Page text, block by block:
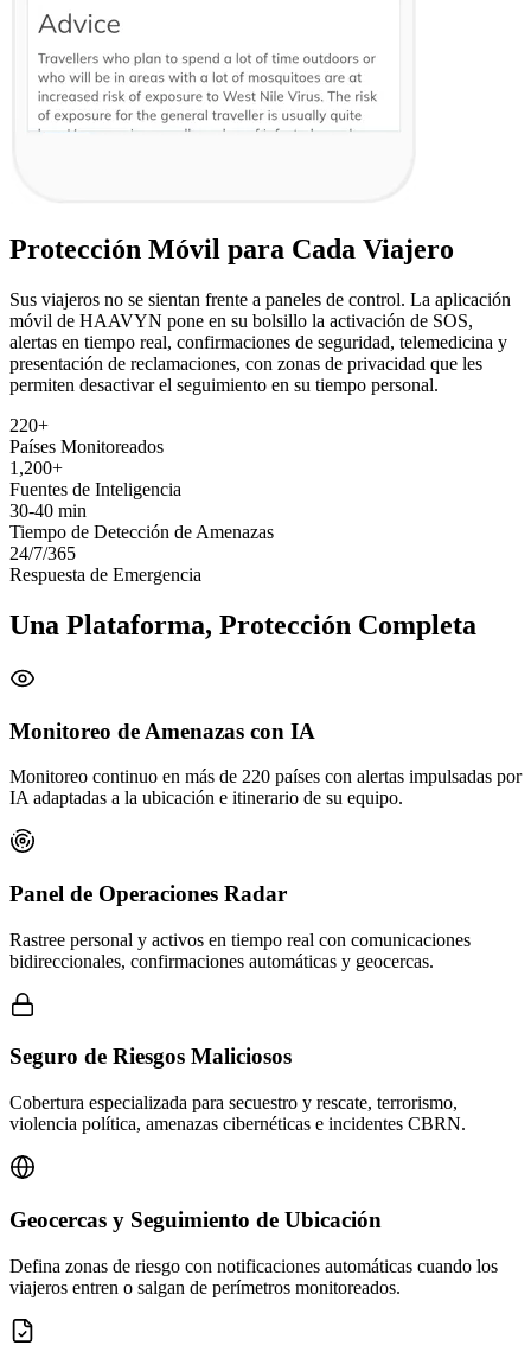
Protección Móvil para Cada Viajero
Sus viajeros no se sientan frente a paneles de control. La aplicación
móvil de HAAVYN pone en su bolsillo la activación de SOS,
alertas en tiempo real, confirmaciones de seguridad, telemedicina y
presentación de reclamaciones, con zonas de privacidad que les
permiten desactivar el seguimiento en su tiempo personal.
220+
Países Monitoreados
1,200+
Fuentes de Inteligencia
30-40 min
Tiempo de Detección de Amenazas
24/7/365
Respuesta de Emergencia
Una Plataforma, Protección Completa
Monitoreo de Amenazas con IA
Monitoreo continuo en más de 220 países con alertas impulsadas por
IA adaptadas a la ubicación e itinerario de su equipo.
Panel de Operaciones Radar
Rastree personal y activos en tiempo real con comunicaciones
bidireccionales, confirmaciones automáticas y geocercas.
Seguro de Riesgos Maliciosos
Cobertura especializada para secuestro y rescate, terrorismo,
violencia política, amenazas cibernéticas e incidentes CBRN.
Geocercas y Seguimiento de Ubicación
Defina zonas de riesgo con notificaciones automáticas cuando los
viajeros entren o salgan de perímetros monitoreados.